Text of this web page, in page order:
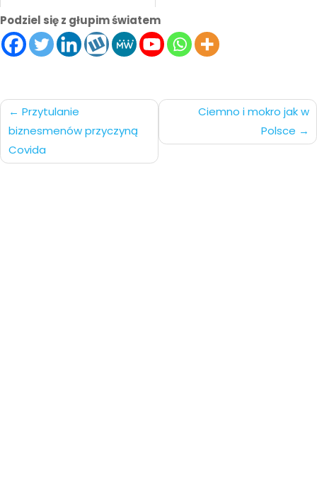
Podziel się z głupim światem
Nawigacja
po
wpisach
Przytulanie
biznesmenów przyczyną
Covida
Ciemno i mokro jak w
Polsce